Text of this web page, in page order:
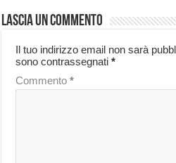
Lascia un commento
Il tuo indirizzo email non sarà
sono contrassegnati*
Commento*